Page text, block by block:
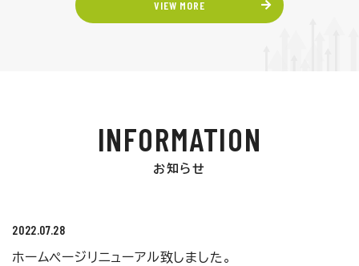
VIEW MORE
INFORMATION
お知らせ
2022.07.28
ホームページリニューアル致しました。